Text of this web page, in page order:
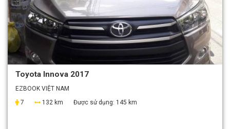
Toyota Innova 2017
EZBOOK VIỆT NAM
7
132 km Được sử dụng: 145 km